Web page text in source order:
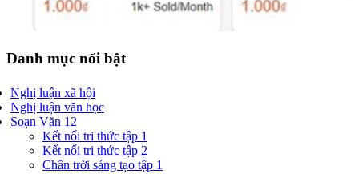
Danh mục nổi bật
Nghị luận xã hội
Nghị luận văn học
Soạn Văn 12
Kết nối tri thức tập 1
Kết nối tri thức tập 2
Chân trời sáng tạo tập 1